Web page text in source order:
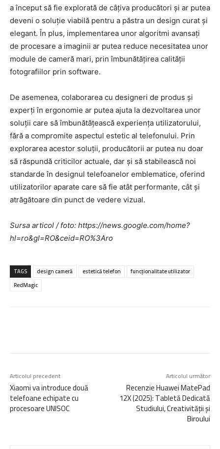
a început să fie explorată de câțiva producători și ar putea
deveni o soluție viabilă pentru a păstra un design curat și
elegant. În plus, implementarea unor algoritmi avansați
de procesare a imaginii ar putea reduce necesitatea unor
module de cameră mari, prin îmbunătățirea calității
fotografiilor prin software.
De asemenea, colaborarea cu designeri de produs și
experți în ergonomie ar putea ajuta la dezvoltarea unor
soluții care să îmbunătățească experiența utilizatorului,
fără a compromite aspectul estetic al telefonului. Prin
explorarea acestor soluții, producătorii ar putea nu doar
să răspundă criticilor actuale, dar și să stabilească noi
standarde în designul telefoanelor emblematice, oferind
utilizatorilor aparate care să fie atât performante, cât și
atrăgătoare din punct de vedere vizual.
Sursa articol / foto: https://news.google.com/home?
hl=ro&gl=RO&ceid=RO%3Aro
TAGS design cameră estetică telefon
funcționalitate utilizator
RedMagic
Articolul precedent
Xiaomi va introduce două
telefoane echipate cu
procesoare UNISOC
Articolul următor
Recenzie Huawei MatePad
12X (2025): Tabletă Dedicată
Studiului, Creativității și
Biroului